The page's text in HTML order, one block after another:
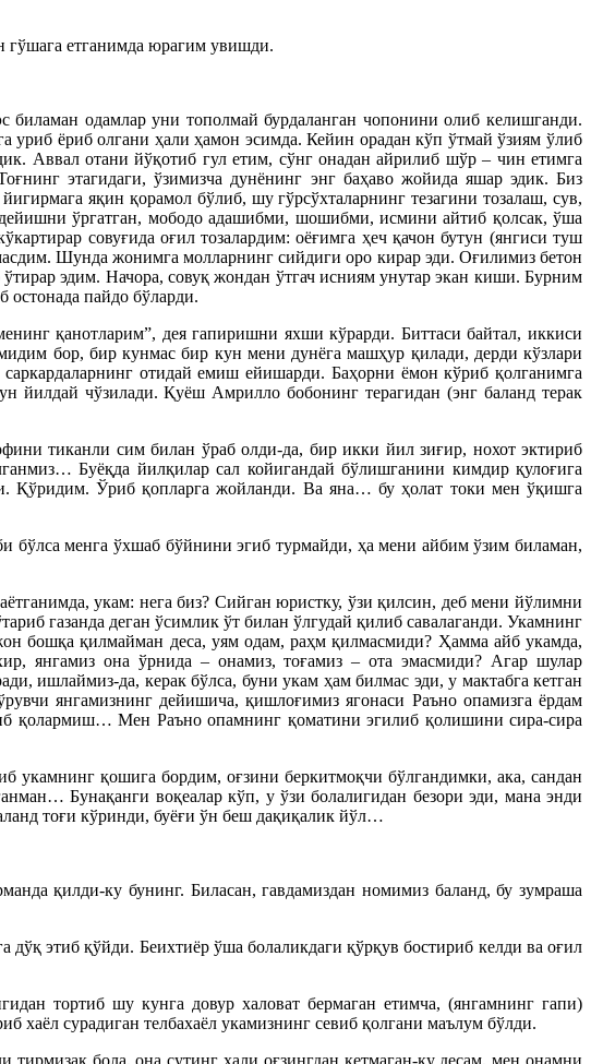
гўшага етганимда юрагим увишди.
биламан одамлар уни тополмай бурдаланган чопонини олиб келишганди.
ёриб олгани ҳали ҳамон эсимда. Кейин орадан кўп ўтмай ўзиям ўлиб
Аввал отани йўқотиб гул етим, сўнг онадан айрилиб шўр – чин етимга
этагидаги, ўзимизча дунёнинг энг баҳаво жойида яшар эдик. Биз
яқин қорамол бўлиб, шу гўрсўхталарнинг тезагини тозалаш, сув,
ўргатган, мободо адашибми, шошибми, исмини айтиб қолсак, ўша
совуғида оғил тозалардим: оёғимга ҳеч қачон бутун (янгиси туш
Шунда жонимга молларнинг сийдиги оро кирар эди. Оғилимиз бетон
эдим. Начора, совуқ жондан ўтгач исниям унутар экан киши. Бурним
остонада пайдо бўларди.
қанотларим”, дея гапиришни яхши кўрарди. Биттаси байтал, иккиси
бор, бир кунмас бир кун мени дунёга машҳур қилади, дерди кўзлари
отидай емиш ейишарди. Баҳорни ёмон кўриб қолганимга
йилдай чўзилади. Қуёш Амрилло бобонинг терагидан (энг баланд терак
тиканли сим билан ўраб олди-да, бир икки йил зиғир, нохот эктириб
Буёқда йилқилар сал койигандай бўлишганини кимдир қулоғига
Қўридим. Ўриб қопларга жойланди. Ва яна… бу ҳолат токи мен ўқишга
бўлса менга ўхшаб бўйнини эгиб турмайди, ҳа мени айбим ўзим биламан,
укам: нега биз? Сийган юристку, ўзи қилсин, деб мени йўлимни
газанда деган ўсимлик ўт билан ўлгудай қилиб савалаганди. Укамнинг
бошқа қилмайман деса, уям одам, раҳм қилмасмиди? Ҳамма айб укамда,
янгамиз она ўрнида – онамиз, тоғамиз – ота эмасмиди? Агар шулар
ишлаймиз-да, керак бўлса, буни укам ҳам билмас эди, у мактабга кетган
янгамизнинг дейишича, қишлоғимиз ягонаси Раъно опамизга ёрдам
қолармиш… Мен Раъно опамнинг қоматини эгилиб қолишини сира-сира
укамнинг қошига бордим, оғзини беркитмоқчи бўлгандимки, ака, сандан
Бунақанги воқеалар кўп, у ўзи болалигидан безори эди, мана энди
тоғи кўринди, буёғи ўн беш дақиқалик йўл…
қилди-ку бунинг. Биласан, гавдамиздан номимиз баланд, бу зумраша
этиб қўйди. Беихтиёр ўша болаликдаги қўрқув бостириб келди ва оғил
тортиб шу кунга довур халоват бермаган етимча, (янгамнинг гапи)
хаёл сурадиган телбахаёл укамизнинг севиб қолгани маълум бўлди.
бола, она сутинг ҳали оғзингдан кетмаган-ку десам, мен онамни